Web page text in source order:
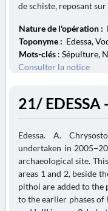
de schiste, reposant
Nature de l'opération :
Toponyme : Edessa,
Mots-clés : Sépulture,
Consulter la notice
21/ EDESSA
Edessa. A.
undertaken in
archaeological site.
areas 1 and 2, beside
pithoi are added to the
to the earlier phases of